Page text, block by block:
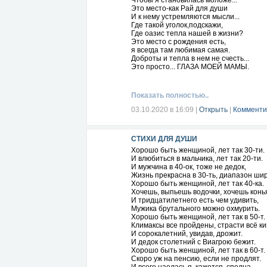
Прокинувшись вранці у теплій оселі,
Наскільки щасливо насправді живем!
А в мить коли знову постукає в двері
Бажання жалітись на власне буття,
Зайдіть (це не складно) людину, що має
Удвічі складніше за ваше життя,
Яка допомоги від Бога чекає!
Ми звикли постійно невтомно прохати
Та диво найбільше з можливих чудес
-Із вдячністю серця добро дарувати!
Нам просто нарешті задуматись слід...
Нам просто важливо навчитися жити...
***
А щастя є різне у кожного з нас,
Для когось це- келих з питною водою...
І щастя для нього залежить від вас!
Добро- найпотужніша в світі цім зброя!
Інелла Огнєва
Это место-как Рай для души
И к нему устремляются мысли...
Где такой уголок,подскажи,
Где оазис тепла нашей в жизни?
Это место с рождения есть,
я всегда там любимая самая.
Доброты и тепла в нем не счесть...
Это просто... ГЛАЗА МОЕЙ МАМЫ.
Показать полностью..
03.10.2020 в 16:09
Открыть
СТИХИ ДЛЯ ДУШИ
Хорошо быть женщиной, лет так 30-ти.
И влюбиться в мальчика, лет так 20-ти.
И мужчина в 40-ок, тоже не дедок,
Жизнь прекрасна в 30-ть, диапазон
Хорошо быть женщиной, лет так 40-ка.
Хочешь, выпьешь водочки, хочешь
И тридцатилетнего есть чем удивить,
Мужика брутального можно охмурить.
Хорошо быть женщиной, лет так в 50-т.
Климаксы все пройдены, страсти всё
И сорокалетний, увидав, дрожит.
И дедок столетний с Виагрою бежит.
Хорошо быть женщиной, лет так в 60-т.
Скоро уж на пенсию, если не продлят.